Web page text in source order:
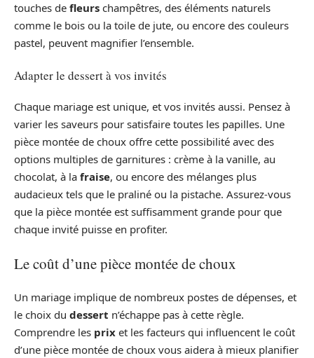
touches de fleurs champêtres, des éléments naturels
comme le bois ou la toile de jute, ou encore des couleurs
pastel, peuvent magnifier l’ensemble.
Adapter le dessert à vos invités
Chaque mariage est unique, et vos invités aussi. Pensez à
varier les saveurs pour satisfaire toutes les papilles. Une
pièce montée de choux offre cette possibilité avec des
options multiples de garnitures : crème à la vanille, au
chocolat, à la fraise, ou encore des mélanges plus
audacieux tels que le praliné ou la pistache. Assurez-vous
que la pièce montée est suffisamment grande pour que
chaque invité puisse en profiter.
Le coût d’une pièce montée de choux
Un mariage implique de nombreux postes de dépenses, et
le choix du dessert n’échappe pas à cette règle.
Comprendre les prix et les facteurs qui influencent le coût
d’une pièce montée de choux vous aidera à mieux planifier